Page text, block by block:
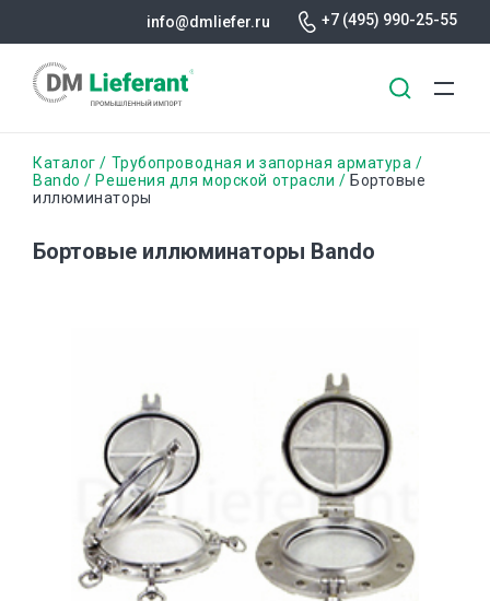
основному
info@dmliefer.ru +7 (495) 990-25-55
Строка
навигации
Каталог
Трубопроводная и запорная арматура
Bando
Решения для морской отрасли
Бортовые
иллюминаторы
Бортовые иллюминаторы Bando